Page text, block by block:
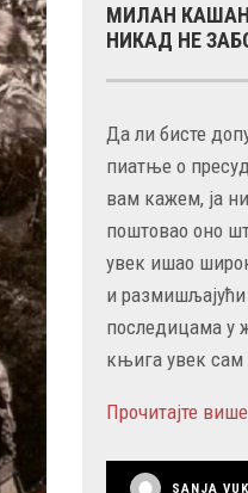
МИЛАН
НИКАД НЕ
Да ли бисте
пиатње о
вам кажем, ја
поштовао оно
увек ишао
и
последицама у
књига увек
Прочитајте
SANJA